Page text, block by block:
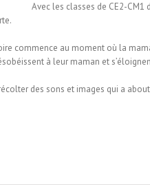
Avec les classes de CE2-CM1
commence au moment où la
à leur maman et
des sons et images qui a